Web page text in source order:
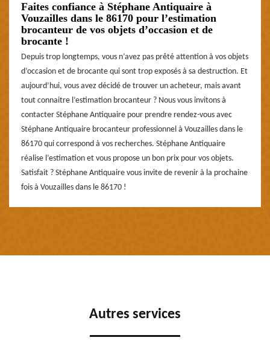
Faites confiance à Stéphane Antiquaire à
Vouzailles dans le 86170 pour l’estimation
brocanteur de vos objets d’occasion et de
brocante !
Depuis trop longtemps, vous n’avez pas prêté attention à vos objets
d’occasion et de brocante qui sont trop exposés à sa destruction. Et
aujourd’hui, vous avez décidé de trouver un acheteur, mais avant
tout connaitre l’estimation brocanteur ? Nous vous invitons à
contacter Stéphane Antiquaire pour prendre rendez-vous avec
Stéphane Antiquaire brocanteur professionnel à Vouzailles dans le
86170 qui correspond à vos recherches. Stéphane Antiquaire
réalise l’estimation et vous propose un bon prix pour vos objets.
Satisfait ? Stéphane Antiquaire vous invite de revenir à la prochaine
fois à Vouzailles dans le 86170 !
Autres services